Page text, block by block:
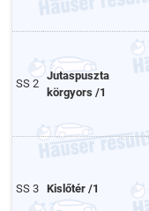
SS 2
Jutaspuszta
körgyors /1
SS 3 Kislőtér /1